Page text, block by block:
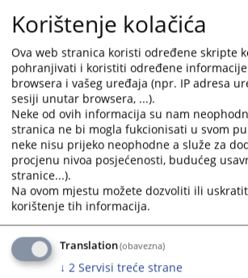
Опћински суд у Кисељаку
Опћински суд у Коњицу
Опћински суд у Ливну
Опћински суд у Лукавцу
Опћински суд у Љубушком
Опћински суд у Мостару
Опћински суд у Орашју
Опћински суд у Санском Мосту
Опћински суд у Широком Бријегу
Опћински суд у Тешњу
Опћински суд у Травнику
Опћински суд у Тузли
Опћински суд у Великој Кладуши
Опћински суд у Високом
Опћински суд у Завидовићима
Korištenje kolačića
Ova web stranica koristi određene skripte
pohranjivati i koristiti određene informacije
browsera i vašeg uređaja (npr. IP adresa
sesiji unutar browsera, ...).
Neke od ovih informacija su nam
stranica ne bi mogla fukcionisati u svom
neke nisu prijeko neophodne a služe za
procjenu nivoa posjećenosti, budućeg
stranice...).
Na ovom mjestu možete dozvoliti ili
korištenje tih informacija.
Translation(obavezna)
↓ 2 Servisi treće strane